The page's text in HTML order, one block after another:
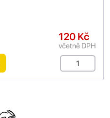
120 Kč
včetně DPH